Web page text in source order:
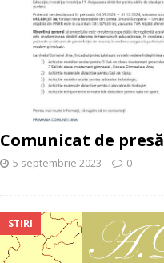
Comunicat de presă
5 septembrie 2023 0
STIRI